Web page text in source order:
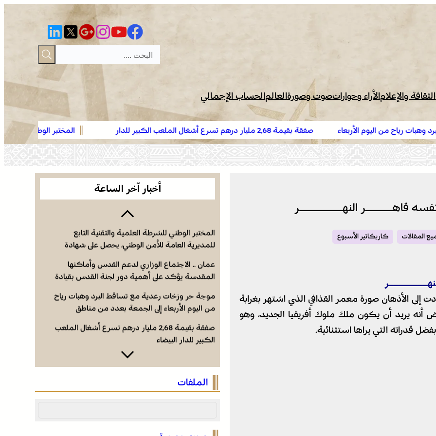
الثقافة والإعلامالأراء وحواراتصوت وصورةالعالمالحساب الإجمالي
رياح من اليوم الأربعاء
إنذارية)
صفقة بقيمة 2,68 مليار درهم تسرع أشغال الملعب الكبير للدار
البيضاء
المختبر الوطني للشرطة
الوطني، يحصل على شهادة
“ISO/CEI 17025”
قاهـــــر النهــــــــر
المقالات كاريكاتير الأسبوع
إلى الأذهان صورة معمر القذافي الذي اشتهر بغرابة
أنه يريد أن يكون ملك ملوك أفريقيا الجديد، وهو
قدراته التي يراها استثنائية.
أخبار آخر الساعة
عمان .. الاجتماع الوزاري لدعم القدس وأماكنها
المقدسة يؤكد على أهمية دور لجنة القدس بقيادة
جلالة الملك ويدعم جهود اللجنة ووكالة بيت مال
القدس الشريف
من اليوم الأربعاء إلى الجمعة بعدد من مناطق
المملكة (نشرة إنذارية)
صفقة بقيمة 2,68 مليار درهم تسرع أشغال الملعب
المختبر الوطني للشرطة العلمية والتقنية التابع
للمديرية العامة للأمن الوطني، يحصل على شهادة
17025”
عمان .. الاجتماع الوزاري لدعم القدس وأماكنها
المقدسة يؤكد على أهمية دور لجنة القدس بقيادة
القدس الشريف
موجة حر وزخات رعدية مع تساقط البرد وهبات رياح
من اليوم الأربعاء إلى الجمعة بعدد من مناطق
صفقة بقيمة 2,68 مليار درهم تسرع أشغال الملعب
الكبير للدار البيضاء
المختبر الوطني للشرطة العلمية والتقنية التابع
عمان .. الاجتماع الوزاري لدعم القدس وأماكنها
الملفات